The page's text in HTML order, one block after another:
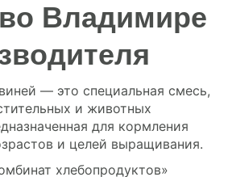
Владимире
— это специальная смесь,
и животных
для кормления
и целей выращивания.
хлебопродуктов»